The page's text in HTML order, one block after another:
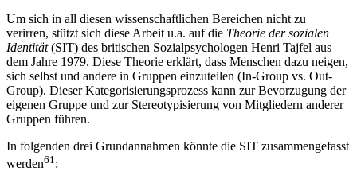
Um sich in all diesen wissenschaftlichen Bereichen nicht zu
verirren, stützt sich diese Arbeit u.a. auf die Theorie der sozialen
Identität(SIT) des britischen Sozialpsychologen Henri Tajfel aus
dem Jahre 1979. Diese Theorie erklärt, dass Menschen dazu neigen,
sich selbst und andere in Gruppen einzuteilen (In-Group vs. Out-
Group). Dieser Kategorisierungsprozess kann zur Bevorzugung der
eigenen Gruppe und zur Stereotypisierung von Mitgliedern anderer
Gruppen führen.
In folgenden drei Grundannahmen könnte die SIT zusammengefasst
werden61: